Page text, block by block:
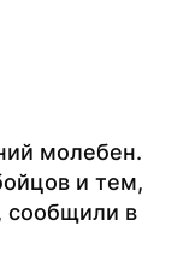
молебен.
и тем,
сообщили в